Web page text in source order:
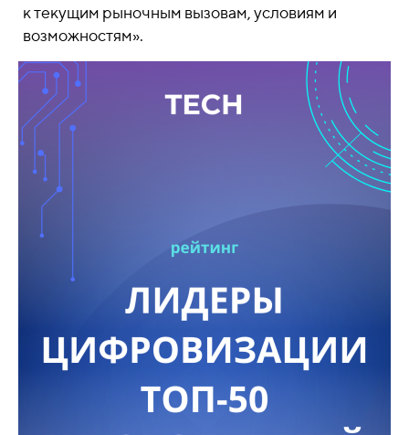
к текущим рыночным вызовам, условиям и
возможностям».